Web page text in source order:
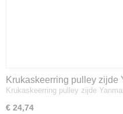
Krukaskeerring pulley zijde
Deere - 119934-01800
Krukaskeerring pulley zijde
€ 24,74